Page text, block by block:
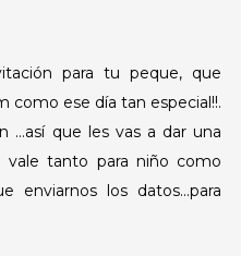
para tu peque, que
como ese día tan especial!!.
...así que les vas a dar una
vale tanto para niño como
enviarnos los datos...para